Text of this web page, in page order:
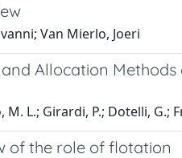
Van Mierlo, Joeri
Allocation
L.; Girardi, P.; Dotelli, G.;
of the role of flotation